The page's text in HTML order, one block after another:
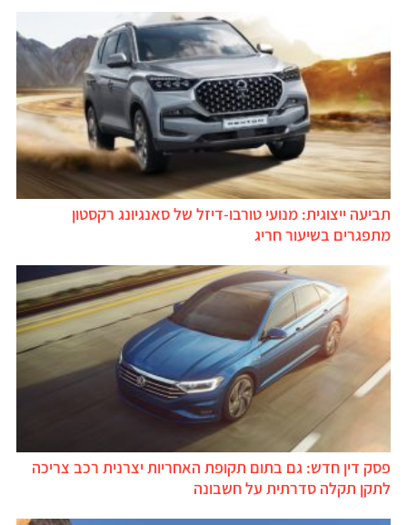
תביעה ייצוגית: מנועי טורבו-דיזל של סאנגיונג רקסטון
מתפגרים בשיעור חריג
פסק דין חדש: גם בתום תקופת האחריות יצרנית רכב צריכה
לתקן תקלה סדרתית על חשבונה